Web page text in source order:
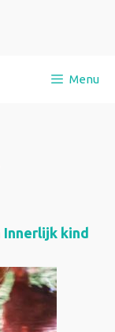
Menu
kind